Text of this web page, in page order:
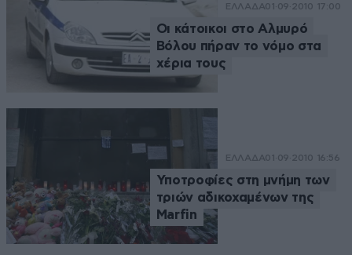
ΕΛΛΑΔΑ01·09·2010 17:00
Οι κάτοικοι στο Αλμυρό
Βόλου πήραν το νόμο στα
χέρια τους
ΕΛΛΑΔΑ01·09·2010 16:56
Υποτροφίες στη μνήμη των
τριών αδικοχαμένων της
Marfin